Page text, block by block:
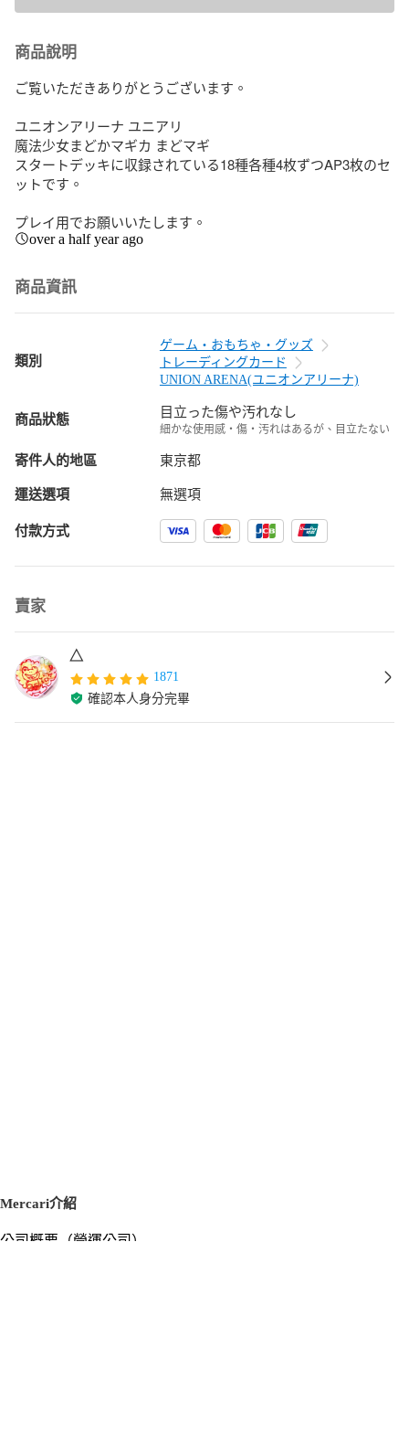
商品說明
ご覧いただきありがとうございます。
ユニオンアリーナ ユニアリ
魔法少女まどかマギカ まどマギ
スタートデッキに収録されている18種各種4枚ずつAP3枚のセ
ットです。
プレイ用でお願いいたします。
over a half year ago
商品資訊
類別
ゲーム・おもちゃ・グッズ
トレーディングカード
UNION ARENA(ユニオンアリーナ)
商品狀態 目立った傷や汚れなし
細かな使用感・傷・汚れはあるが、目立たない
寄件人的地區 東京都
運送選項 無選項
付款方式
賣家
△
1871
確認本人身分完畢
Mercari介紹
公司概要（營運公司）